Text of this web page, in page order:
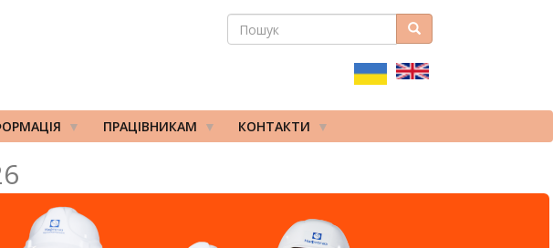
ПОШУКОВА
ПОШУК Пошук
ПРАЦІВНИКАМ КОНТАКТИ